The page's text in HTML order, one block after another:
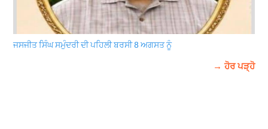
ਜਸਜੀਤ ਸਿੰਘ ਸਮੁੰਦਰੀ ਦੀ ਪਹਿਲੀ ਬਰਸੀ 8 ਅਗਸਤ ਨੂੰ
→ ਹੋਰ ਪੜ੍ਹੋ